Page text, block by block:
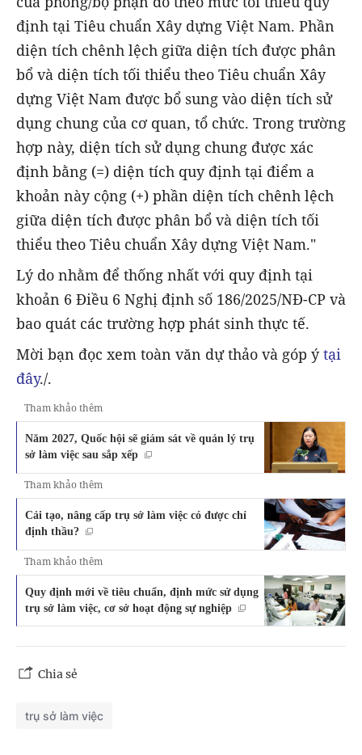
định tại Tiêu chuẩn Xây dựng Việt Nam. Phần
diện tích chênh lệch giữa diện tích được phân
bổ và diện tích tối thiểu theo Tiêu chuẩn Xây
dựng Việt Nam được bổ sung vào diện tích sử
dụng chung của cơ quan, tổ chức. Trong trường
hợp này, diện tích sử dụng chung được xác
định bằng (=) diện tích quy định tại điểm a
khoản này cộng (+) phần diện tích chênh lệch
giữa diện tích được phân bổ và diện tích tối
thiểu theo Tiêu chuẩn Xây dựng Việt Nam."
Lý do nhằm để thống nhất với quy định tại
khoản 6 Điều 6 Nghị định số 186/2025/NĐ-CP và
bao quát các trường hợp phát sinh thực tế.
Mời bạn đọc xem toàn văn dự thảo và góp ýtại
đây./.
Tham khảo thêm
Năm 2027, Quốc hội sẽ giám sát về quản lý trụ
sở làm việc sau sắp xếp
Tham khảo thêm
Cải tạo, nâng cấp trụ sở làm việc có được chỉ
định thầu?
Tham khảo thêm
Quy định mới về tiêu chuẩn, định mức sử dụng
trụ sở làm việc, cơ sở hoạt động sự nghiệp
Chia sẻ
trụ sở làm việc